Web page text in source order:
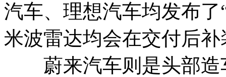
汽车、理想汽车均发布
米波雷达均会在交付后补
蔚来汽车则是头部造